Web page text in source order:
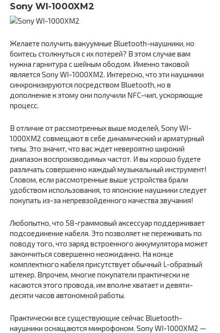
Sony WI-1000XM2
Желаете получить вакуумные Bluetooth-наушники, но
боитесь столкнуться с их потерей? В этом случае вам
нужна гарнитура с шейным ободом. Именно таковой
является Sony WI-1000XM2. Интересно, что эти наушники
синхронизируются посредством Bluetooth, но в
дополнение к этому они получили NFC-чип, ускоряющие
процесс.
В отличие от рассмотренных выше моделей, Sony WI-
1000XM2 совмещают в себе динамический и арматурный
типы. Это значит, что вас ждет невероятно широкий
диапазон воспроизводимых частот. И вы хорошо будете
различать совершенно каждый музыкальный инструмент!
Словом, если рассмотренные выше устройства брали
удобством использования, то японские наушники следует
покупать из-за непревзойденного качества звучания!
Любопытно, что 58-граммовый аксессуар поддерживает
подсоединение кабеля. Это позволяет не переживать по
поводу того, что заряд встроенного аккумулятора может
закончиться совершенно неожиданно. На конце
комплектного кабеля присутствует обычный L-образный
штекер. Впрочем, многие покупатели практически не
касаются этого провода, им вполне хватает и девяти-
десяти часов автономной работы.
Практически все существующие сейчас Bluetooth-
наушники оснащаются микрофоном. Sony WI-1000XM2 —